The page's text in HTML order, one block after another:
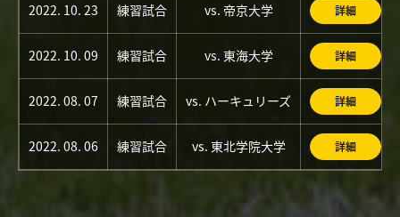
2022. 10. 23 練習試合 vs. 帝京大学 詳細
2022. 10. 09 練習試合 vs. 東海大学 詳細
2022. 08. 07 練習試合 vs. ハーキュリーズ 詳細
2022. 08. 06 練習試合 vs. 東北学院大学 詳細